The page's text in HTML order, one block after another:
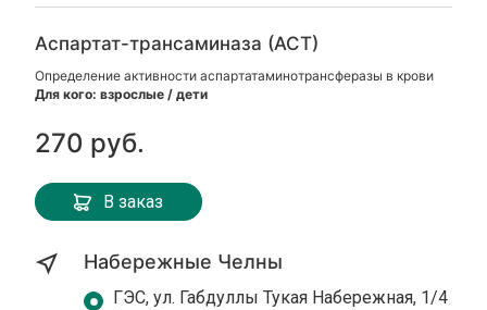
Аспартат-трансаминаза (АСТ)
Определение активности аспартатаминотрансферазы в крови
Для кого: взрослые / дети
270 руб.
В заказ
Набережные Челны
ГЭС, ул. Габдуллы Тукая Набережная, 1/4